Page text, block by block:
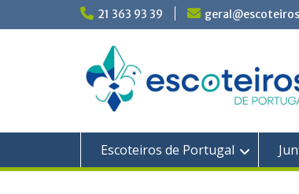
21 363 93 39
Escoteiros de Portugal